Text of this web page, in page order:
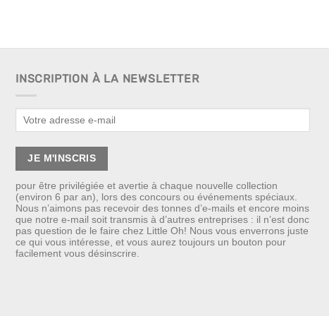
INSCRIPTION À LA NEWSLETTER
pour être privilégiée et avertie à chaque nouvelle collection
(environ 6 par an), lors des concours ou événements spéciaux.
Nous n’aimons pas recevoir des tonnes d’e-mails et encore moins
que notre e-mail soit transmis à d’autres entreprises : il n’est donc
pas question de le faire chez Little Oh! Nous vous enverrons juste
ce qui vous intéresse, et vous aurez toujours un bouton pour
facilement vous désinscrire.